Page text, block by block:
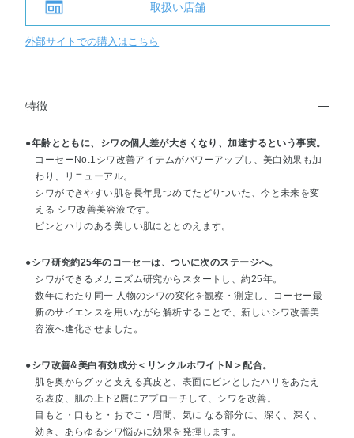
取扱い店舗
外部サイトでの購入はこちら
特徴
●年齢とともに、シワの個人差が大きくなり、加速するという事実。
コーセーNo.1シワ改善アイテムがパワーアップし、美白効果も加
わり、リニューアル。
シワができやすい肌を長年見つめてたどりついた、今と未来を変
える シワ改善美容液です。
ピンとハリのある美しい肌にととのえます。
●シワ研究約25年のコーセーは、ついに次のステージへ。
シワができるメカニズム研究からスタートし、約25年。
数年にわたり同一 人物のシワの変化を観察・測定し、コーセー最
新のサイエンスを用いながら解析することで、新しいシワ改善美
容液へ進化させました。
●シワ改善&美白有効成分＜リンクルホワイトN＞配合。
肌を奥からグッと支える真皮と、表面にピンとしたハリをあたえ
る表皮、肌の上下2層にアプローチして、シワを改善。
目もと・口もと・おでこ・眉間、気に なる部分に、深く、深く、
効き、あらゆるシワ悩みに効果を発揮します。